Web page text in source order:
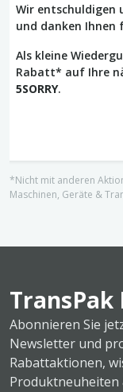
Wir entschuldigen
und danken Ihnen
Als kleine
Rabatt* auf Ihre
5SORRY.
*Nicht mit anderen
Maschinen, Geräte &
Abonnieren Sie
Newsletter und
Rabattaktionen,
Produktneuheiten